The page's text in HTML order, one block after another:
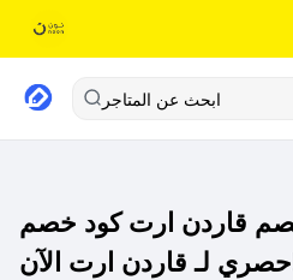
ابحث عن المتاجر
قاردن ارت كود خصم